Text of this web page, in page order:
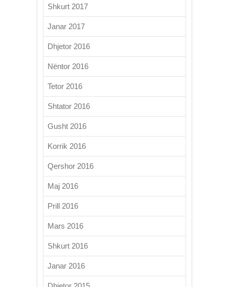
Shkurt 2017
Janar 2017
Dhjetor 2016
Nëntor 2016
Tetor 2016
Shtator 2016
Gusht 2016
Korrik 2016
Qershor 2016
Maj 2016
Prill 2016
Mars 2016
Shkurt 2016
Janar 2016